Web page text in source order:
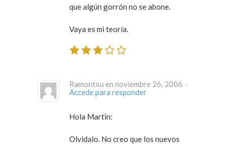
que algún gorrón no se abone.
Vaya es mi teoría.
Ramontxu en noviembre 26, 2006 ·
Accede para responder
Hola Martin:
Olvidalo. No creo que los nuevos